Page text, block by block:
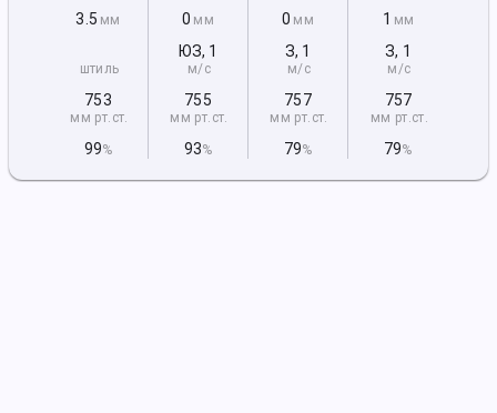
3.5 мм
штиль
753
мм рт.ст.
99%
0 мм
ЮЗ, 1
м/с
755
мм рт.ст.
93%
0 мм
З, 1
м/с
757
мм рт.ст.
79%
1 мм
З, 1
м/с
757
мм рт.ст.
79%